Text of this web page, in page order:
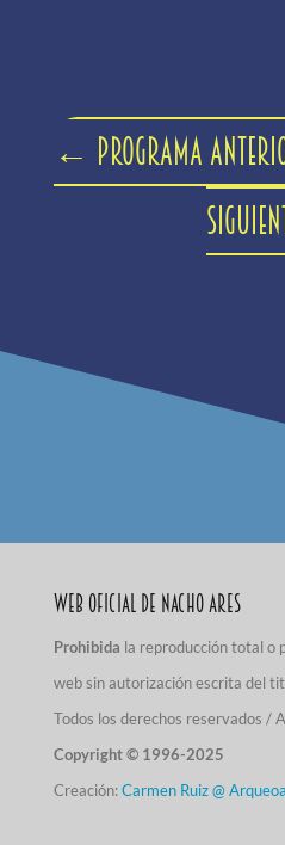
← Programa
Web Oficial de Nacho Ares
Prohibida la reproducción total o
web sin autorización escrita del
Todos los derechos reservados /
Copyright © 1996-2025
Creación:Carmen Ruiz @